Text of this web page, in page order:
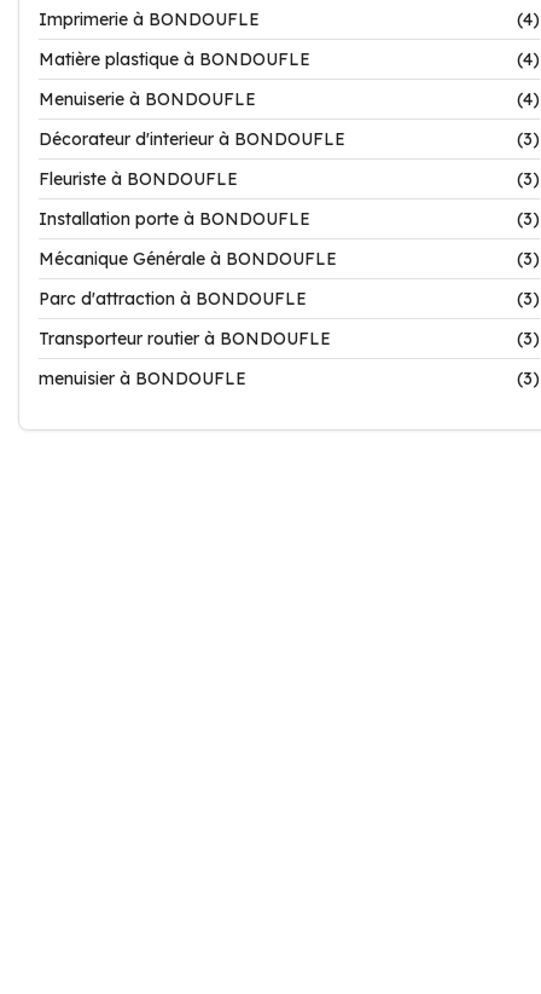
Imprimerie à BONDOUFLE
(4)
Matière plastique à BONDOUFLE
(4)
Menuiserie à BONDOUFLE
(4)
Décorateur d'interieur à BONDOUFLE
(3)
Fleuriste à BONDOUFLE
(3)
Installation porte à BONDOUFLE
(3)
Mécanique Générale à BONDOUFLE
(3)
Parc d'attraction à BONDOUFLE
(3)
Transporteur routier à BONDOUFLE
(3)
menuisier à BONDOUFLE
(3)